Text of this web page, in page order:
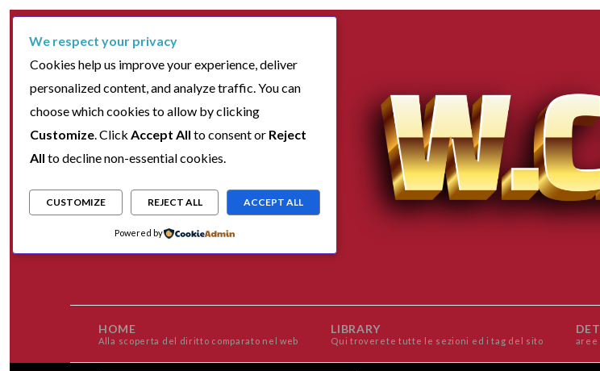
HOME
Alla scoperta del diritto comparato nel web
LIBRARY
Qui troverete tutte le sezioni ed i tag del sito aree
We respect your privacy
Cookies help us improve your experience, deliver
personalized content, and analyze traffic. You can
choose which cookies to allow by clicking
Customize. Click Accept All to consent or Reject
All to decline non-essential cookies.
CUSTOMIZE REJECT ALL ACCEPT ALL
Powered by